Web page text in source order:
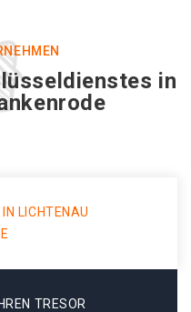
in
LICHTENAU
TRESOR